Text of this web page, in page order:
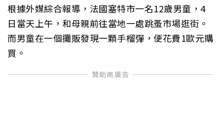
根據外媒綜合報導，法國塞特市一名12歲男童，4
日當天上午，和母親前往當地一處跳蚤市場逛街。
而男童在一個攤販發現一顆手榴彈，便花費1歐元購
買。